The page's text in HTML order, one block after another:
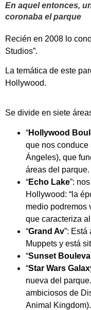
En aquel entonces,
coronaba el parque
Recién en 2008 lo
Studios”.
La temática de este
Hollywood.
Se divide en siete
“Hollywood
que nos conduce
Ángeles), que
áreas del parque.
“Echo Lake”:
Hollywood: “la
medio podremos
que caracteriza
“Grand Av”:
Muppets y está
“Sunset
“Star Wars
nueva del
ambiciosos de
Animal